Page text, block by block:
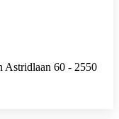
60 - 2550